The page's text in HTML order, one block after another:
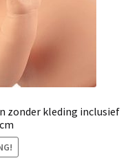
zonder kleding inclusief